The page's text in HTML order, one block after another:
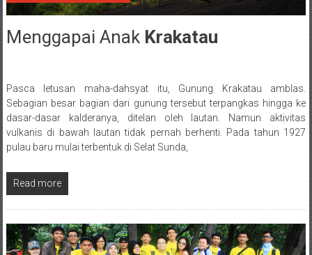
27 February 2017
Menggapai Anak Krakatau
Posted By: wirawan
Pasca letusan maha-dahsyat itu, Gunung Krakatau amblas.
Sebagian besar bagian dari gunung tersebut terpangkas hingga ke
dasar-dasar kalderanya, ditelan oleh lautan. Namun aktivitas
vulkanis di bawah lautan tidak pernah berhenti. Pada tahun 1927
pulau baru mulai terbentuk di Selat Sunda,
Read more